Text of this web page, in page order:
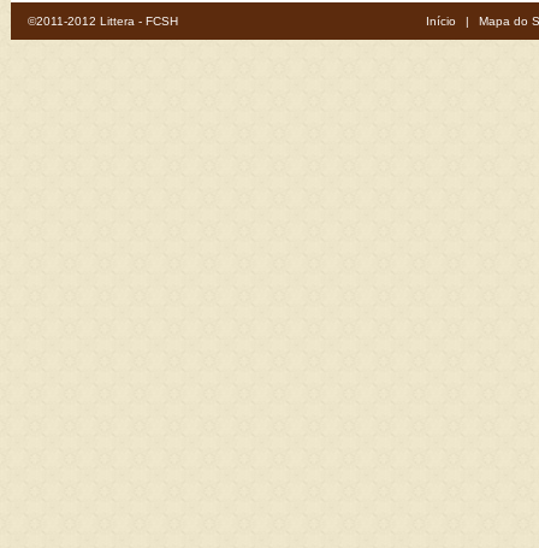
©2011-2012 Littera - FCSH Início | Mapa do